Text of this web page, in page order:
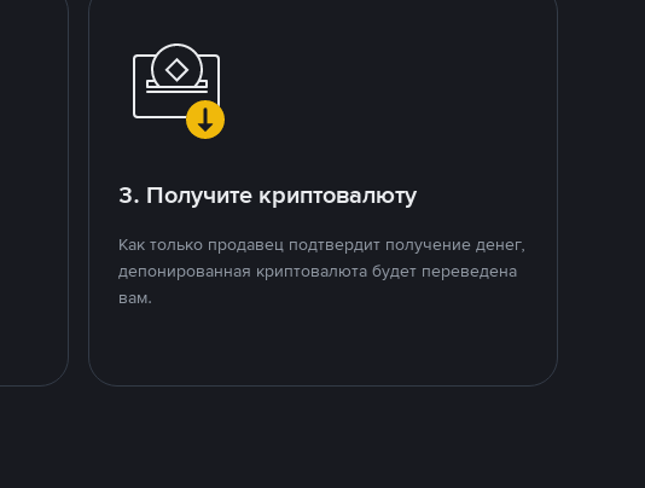
3. Получите криптовалюту
Как только продавец подтвердит получение денег,
депонированная криптовалюта будет переведена
вам.